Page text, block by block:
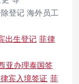
登记 海外员工
出生登记 菲律
亚办理泰国签
宾入境签证 菲